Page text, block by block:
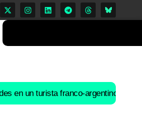
turista franco-argentino aislado en